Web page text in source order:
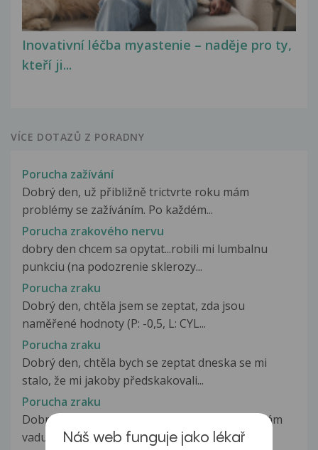
Inovativní léčba myastenie – naděje pro ty,
kteří ji...
VÍCE DOTAZŮ Z PORADNY
Porucha zažívání
Dobrý den, už přibližně trictvrte roku mám
problémy se zažíváním. Po každém...
Porucha zrakového nervu
dobry den chcem sa opytat...robili mi lumbalnu
punkciu (na podozrenie sklerozy...
Porucha zraku
Dobrý den, chtěla jsem se zeptat, zda jsou
naměřené hodnoty (P: -0,5, L: CYL...
Porucha zraku
Dobrý den, chtěla bych se zeptat dneska se mi
stalo, že mi jakoby předskakovali...
Porucha zraku
Dobrý den, poraďte mi prosím. Od narození mám
vadu oka. Že slov lékaře si pamatuji,...
Náš web funguje jako lékař